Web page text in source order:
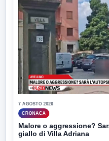
7 AGOSTO 2026
CRONACA
Malore o aggressione?
giallo di Villa Adriana